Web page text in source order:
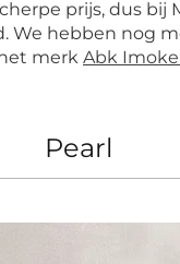
prijs, dus bij
We hebben nog
merk Abk
Pearl